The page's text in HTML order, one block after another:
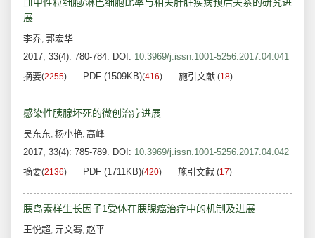
血中性粒细胞/淋巴细胞比率与相关肝脏疾病预后关系的研究进
展
李乔, 郭宏华
2017, 33(4): 780-784. DOI: 10.3969/j.issn.1001-5256.2017.04.041
摘要(2255) PDF (1509KB)(416) 施引文献 (18)
感染性胰腺坏死的微创治疗进展
吴东东, 杨小艳, 高峰
2017, 33(4): 785-789. DOI: 10.3969/j.issn.1001-5256.2017.04.042
摘要(2136) PDF (1711KB)(420) 施引文献 (17)
胰岛素样生长因子1受体在胰腺癌治疗中的机制及进展
王悦超, 亓文骞, 赵平